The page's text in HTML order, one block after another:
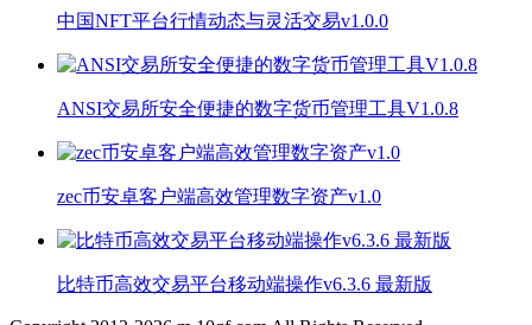
中国NFT平台行情动态与灵活交易v1.0.0
ANSI交易所安全便捷的数字货币管理工具V1.0.8
zec币安卓客户端高效管理数字资产v1.0
比特币高效交易平台移动端操作v6.3.6 最新版